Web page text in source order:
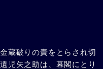
蔵破りの責をとらされ切
児矢之助は、幕閣にとり